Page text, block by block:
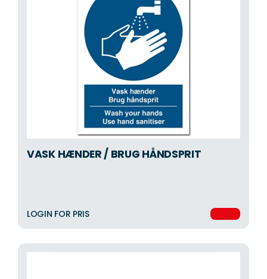
VASK HÆNDER / BRUG HÅNDSPRIT
LOGIN FOR PRIS